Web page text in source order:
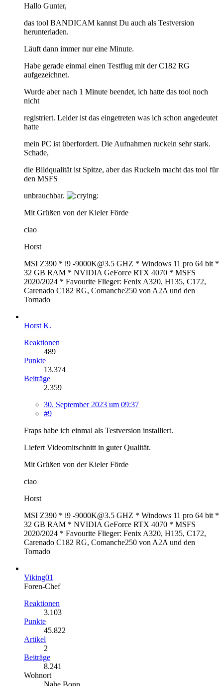
Hallo Gunter,
das tool BANDICAM kannst Du auch als Testversion
herunterladen.
Läuft dann immer nur eine Minute.
Habe gerade einmal einen Testflug mit der C182 RG
aufgezeichnet.
Wurde aber nach 1 Minute beendet, ich hatte das tool noch
nicht
registriert. Leider ist das eingetreten was ich schon angedeutet
hatte
mein PC ist überfordert. Die Aufnahmen ruckeln sehr stark.
Schade,
die Bildqualität ist Spitze, aber das Ruckeln macht das tool für
den MSFS
unbrauchbar.
Mit Grüßen von der Kieler Förde
ciao
Horst
MSI Z390 * i9 -9000K@3.5 GHZ * Windows 11 pro 64 bit *
32 GB RAM * NVIDIA GeForce RTX 4070 * MSFS
2020/2024 * Favourite Flieger: Fenix A320, H135, C172,
Carenado C182 RG, Comanche250 von A2A und den
Tornado
Horst K.
Reaktionen
489
Punkte
13.374
Beiträge
2.359
30. September 2023 um 09:37
#9
Fraps habe ich einmal als Testversion installiert.
Liefert Videomitschnitt in guter Qualität.
Mit Grüßen von der Kieler Förde
ciao
Horst
MSI Z390 * i9 -9000K@3.5 GHZ * Windows 11 pro 64 bit *
32 GB RAM * NVIDIA GeForce RTX 4070 * MSFS
2020/2024 * Favourite Flieger: Fenix A320, H135, C172,
Carenado C182 RG, Comanche250 von A2A und den
Tornado
Viking01
Foren-Chef
Reaktionen
3.103
Punkte
45.822
Artikel
2
Beiträge
8.241
Wohnort
Nahe Bonn